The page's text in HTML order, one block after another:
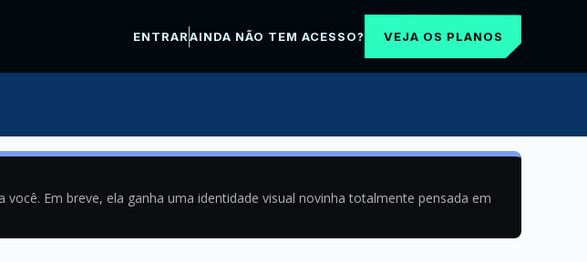
ENTRARAINDA NÃO TEM ACESSO? VEJA OS PLANOS
Em breve, ela ganha uma identidade visual novinha totalmente pensada em